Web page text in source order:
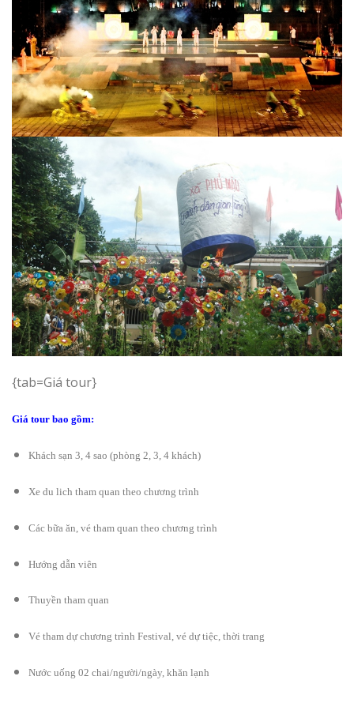
{tab=Giá tour}
Giá tour bao gồm:
Khách sạn 3, 4 sao (phòng 2, 3, 4 khách)
Xe du lich tham quan theo chương trình
Các bữa ăn, vé tham quan theo chương trình
Hướng dẫn viên
Thuyền tham quan
Vé tham dự chương trình Festival, vé dự tiệc, thời trang
Nước uống 02 chai/người/ngày, khăn lạnh